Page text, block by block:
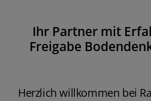
Ihr Partner mit
Freigabe
Herzlich willkommen bei